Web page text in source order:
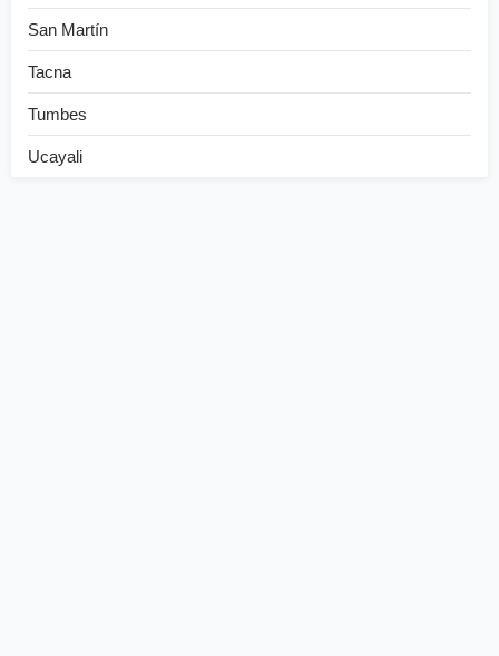
San Martín
Tacna
Tumbes
Ucayali